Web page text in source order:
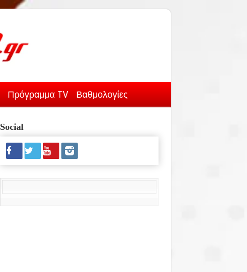
Πρόγραμμα TV Βαθμολογίες
Social